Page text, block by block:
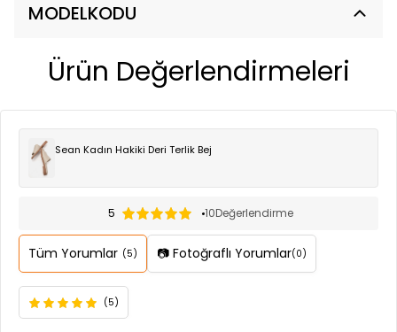
MODELKODU
Ürün Değerlendirmeleri
Sean Kadın Hakiki Deri Terlik Bej
5 10Değerlendirme
Tüm Yorumlar (5) 📷 Fotoğraflı Yorumlar(0)
(5)